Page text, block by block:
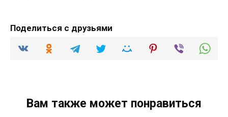
Поделиться с друзьями
Вам также может понравиться